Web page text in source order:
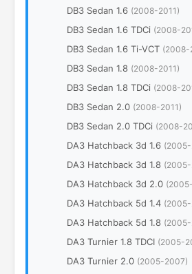
DB3 Sedan 1.6 (2008-2011)
DB3 Sedan 1.6 TDCi (2008-
DB3 Sedan 1.6 Ti-VCT (2008-
DB3 Sedan 1.8 (2008-2011)
DB3 Sedan 1.8 TDCi (2008-
DB3 Sedan 2.0 (2008-2011)
DB3 Sedan 2.0 TDCi (2008-
DA3 Hatchback 3d 1.6
DA3 Hatchback 3d 1.8
DA3 Hatchback 3d 2.0
DA3 Hatchback 5d 1.4
DA3 Hatchback 5d 1.8
DA3 Turnier 1.8 TDCI (2005-
DA3 Turnier 2.0 (2005-2007)